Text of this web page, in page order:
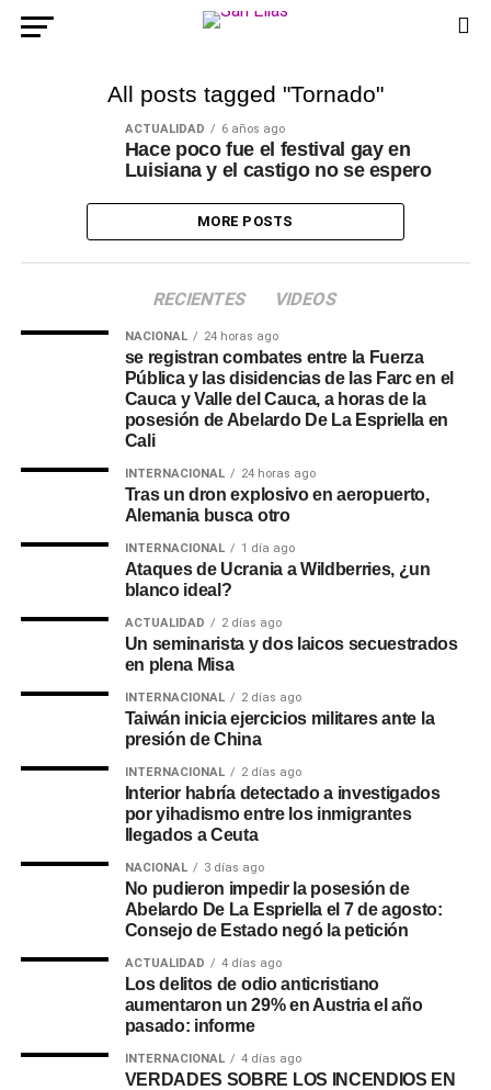
All posts tagged "Tornado"
ACTUALIDAD 6 años ago
Hace poco fue el festival gay en
Luisiana y el castigo no se espero
MORE POSTS
RECIENTES VIDEOS
NACIONAL 24 horas ago
se registran combates entre la Fuerza
Pública y las disidencias de las Farc en el
Cauca y Valle del Cauca, a horas de la
posesión de Abelardo De La Espriella en
Cali
INTERNACIONAL 24 horas ago
Tras un dron explosivo en aeropuerto,
Alemania busca otro
INTERNACIONAL 1 día ago
Ataques de Ucrania a Wildberries, ¿un
blanco ideal?
ACTUALIDAD 2 días ago
Un seminarista y dos laicos secuestrados
en plena Misa
INTERNACIONAL 2 días ago
Taiwán inicia ejercicios militares ante la
presión de China
INTERNACIONAL 2 días ago
Interior habría detectado a investigados
por yihadismo entre los inmigrantes
llegados a Ceuta
NACIONAL 3 días ago
No pudieron impedir la posesión de
Abelardo De La Espriella el 7 de agosto:
Consejo de Estado negó la petición
ACTUALIDAD 4 días ago
Los delitos de odio anticristiano
aumentaron un 29% en Austria el año
pasado: informe
INTERNACIONAL 4 días ago
VERDADES SOBRE LOS INCENDIOS EN